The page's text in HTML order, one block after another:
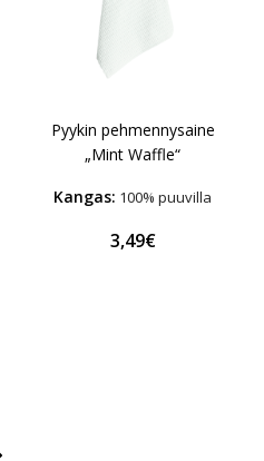
Pyykin pehmennysaine
„Mint Waffle“
Kangas: 100% puuvilla
3,49€